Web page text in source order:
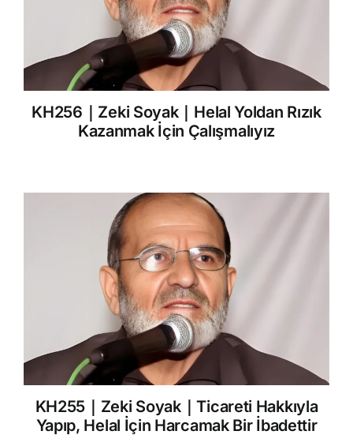
KH256｜Zeki Soyak｜Helal Yoldan Rızık
Kazanmak İçin Çalışmalıyız
KH255｜Zeki Soyak｜Ticareti Hakkıyla
Yapıp, Helal İçin Harcamak Bir İbadettir